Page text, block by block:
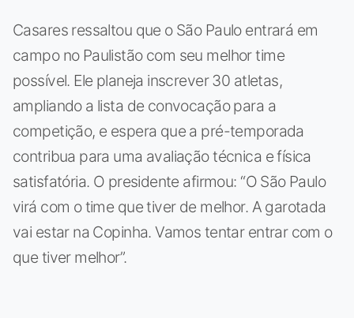
Casares ressaltou que o São Paulo entrará em
campo no Paulistão com seu melhor time
possível. Ele planeja inscrever 30 atletas,
ampliando a lista de convocação para a
competição, e espera que a pré-temporada
contribua para uma avaliação técnica e física
satisfatória. O presidente afirmou: “O São Paulo
virá com o time que tiver de melhor. A garotada
vai estar na Copinha. Vamos tentar entrar com o
que tiver melhor”.